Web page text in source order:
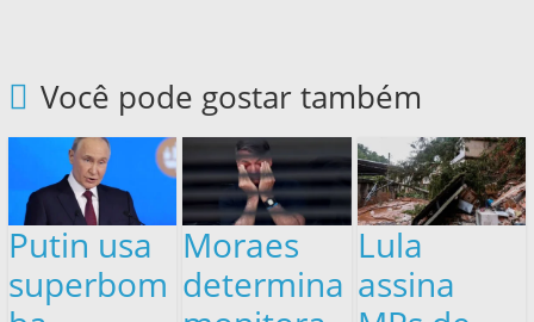
Você pode gostar também
Putin usa
superbom
Moraes
determina
Lula
assina